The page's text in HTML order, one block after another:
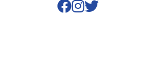
Vai al profilo
Vai al
Vai al